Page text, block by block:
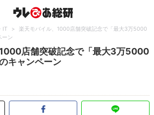
IT >
楽天モバイル、1000店舗突破記念で「最大3万5000
ーン
店舗突破記念で「最大3万5000
キャンペーン